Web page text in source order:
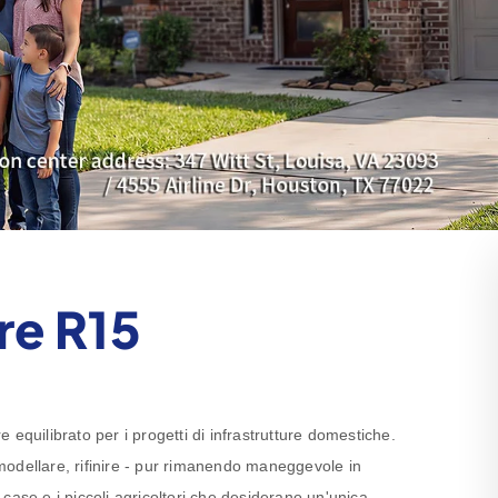
R15
equilibrato per i progetti di infrastrutture domestiche.
rifinire - pur rimanendo maneggevole in